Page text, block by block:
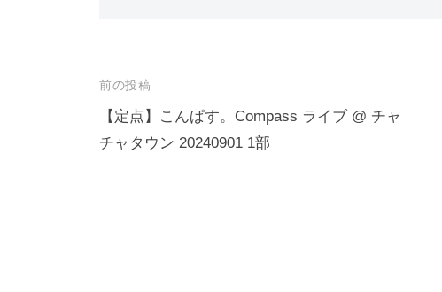
投
稿
ナ
前の投稿
【定点】こんぱす。Compass ライブ @ チャ
チャタウン 20240901 1部